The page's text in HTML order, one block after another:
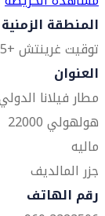
المنطقة الزمنية
توقيت غرينتش +5 ساعات
العنوان
مطار فيلانا
هولهولي 22000
ماليه
جزر المالديف
رقم الهاتف